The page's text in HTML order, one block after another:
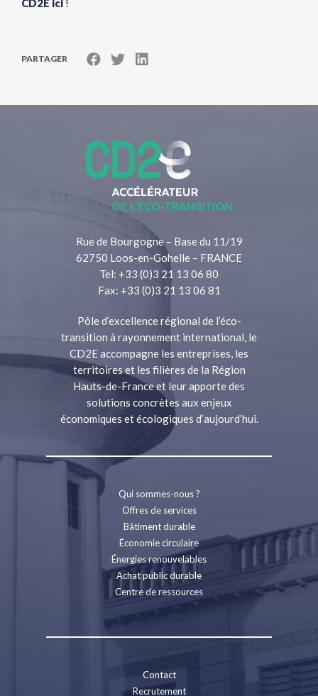
CD2E ici !
PARTAGER
Rue de Bourgogne – Base du 11/19
62750 Loos-en-Gohelle – FRANCE
Tel: +33 (0)3 21 13 06 80
Fax: +33 (0)3 21 13 06 81
Pôle d’excellence régional de l’éco-
transition à rayonnement international, le
CD2E accompagne les entreprises, les
territoires et les filières de la Région
Hauts-de-France et leur apporte des
solutions concrètes aux enjeux
économiques et écologiques d’aujourd’hui.
Qui sommes-nous ?
Offres de services
Bâtiment durable
Économie circulaire
Énergies renouvelables
Achat public durable
Centre de ressources
Contact
Recrutement